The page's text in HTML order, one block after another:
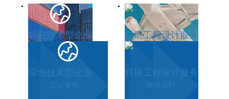
综合技术型企业
综合技术型企业
空运服务
科研工程设计服务
科研工程设计服务
航班运行